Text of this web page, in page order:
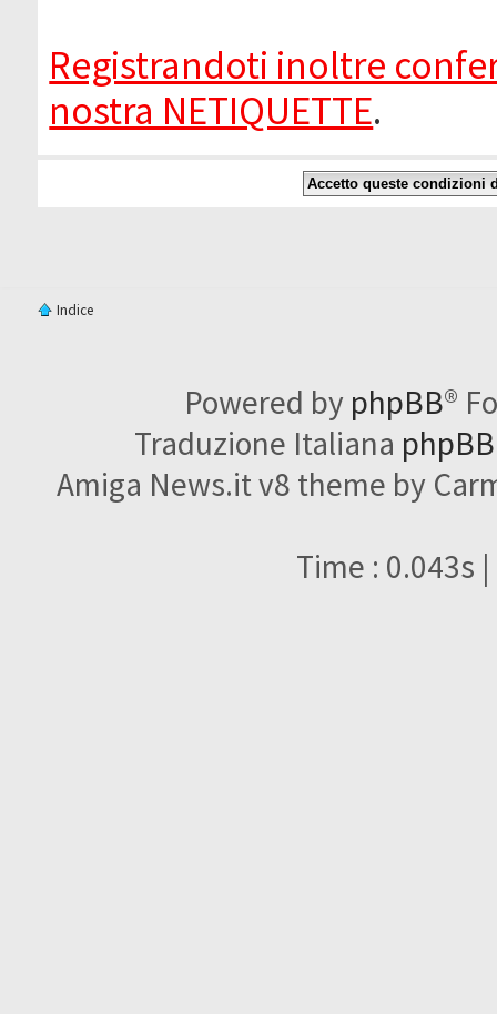
Registrandoti inoltre
nostra NETIQUETTE.
Indice
Powered by phpBB®
Traduzione Italiana
Amiga News.it v8 theme by
Time : 0.043s